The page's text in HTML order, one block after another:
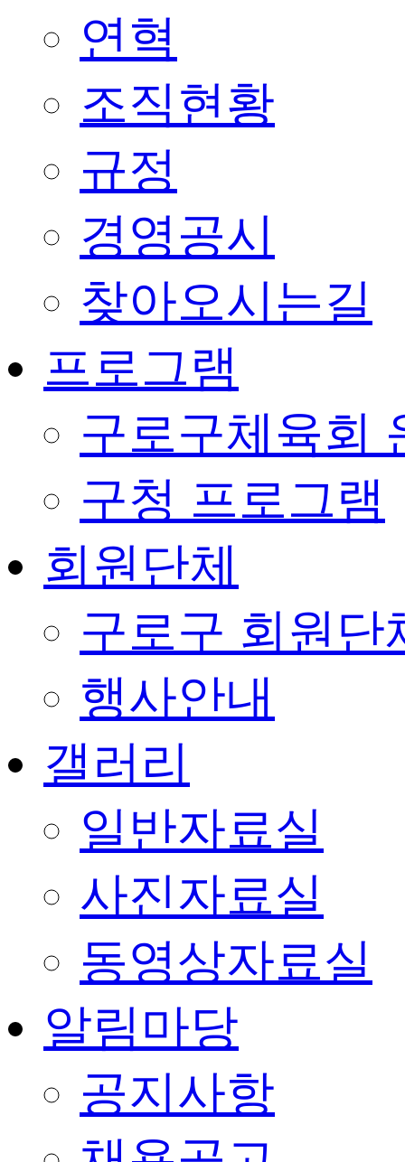
연혁
조직현황
규정
경영공시
찾아오시는길
프로그램
구로구체육회
구청 프로그램
회원단체
구로구 회원단
행사안내
갤러리
일반자료실
사진자료실
동영상자료실
알림마당
공지사항